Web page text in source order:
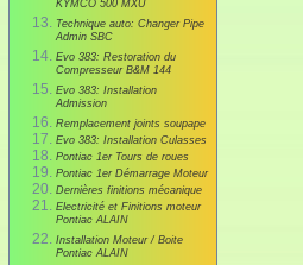
KYMCO 500 MXU
Technique auto: Changer Pipe
Admin SBC
Evo 383: Restoration du
Compresseur B&M 144
Evo 383: Installation
Admission
Remplacement joints soupape
Evo 383: Installation Culasses
Pontiac 1er Tours de roues
Pontiac 1er Démarrage Moteur
Dernières finitions mécanique
Electricité et Finitions moteur
Pontiac ALAIN
Installation Moteur / Boite
Pontiac ALAIN